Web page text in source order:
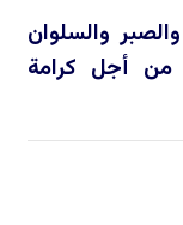
والسلوان
من أجل كرامة